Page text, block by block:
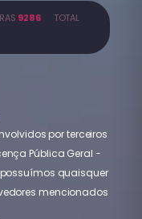
9286TOTAL
por terceiros
Pública Geral -
possuímos quaisquer
mencionados